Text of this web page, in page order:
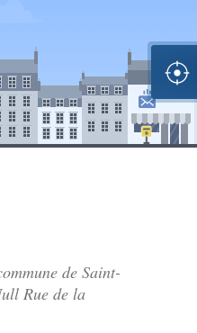
de Saint-
Rue de la